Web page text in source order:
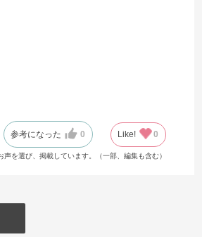
参考になった 0 Like! 0
を選び、掲載しています。（一部、編集も含む）